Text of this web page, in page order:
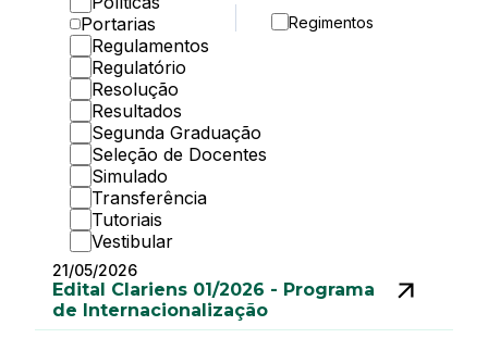
Portarias
Regimentos
Regulamentos
Regulatório
Resolução
Resultados
Segunda Graduação
Seleção de Docentes
Simulado
Transferência
Tutoriais
Vestibular
21/05/2026
Edital Clariens 01/2026 - Programa
de Internacionalização